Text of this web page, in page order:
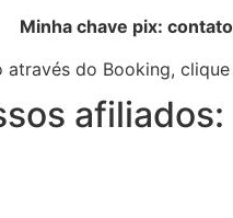
Minha chave pix:
através do Booking, clique
afiliados: